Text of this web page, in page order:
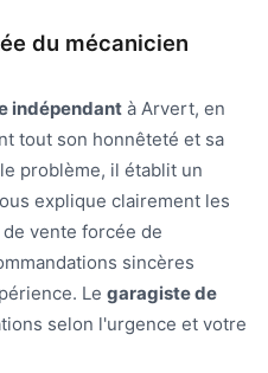
du mécanicien
indépendant à Arvert, en
tout son honnêteté et sa
problème, il établit un
explique clairement les
vente forcée de
sincères
Le garagiste de
selon l'urgence et votre